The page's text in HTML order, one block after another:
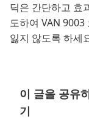
딕은 간단하고 효
도하여 VAN
잃지 않도록 하세
이 글을 공유
기